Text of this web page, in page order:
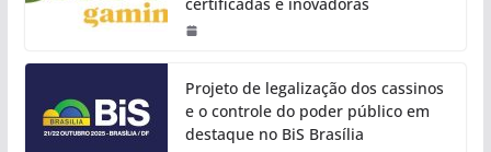
Projeto de legalização dos cassinos
e o controle do poder público em
destaque no BiS Brasília